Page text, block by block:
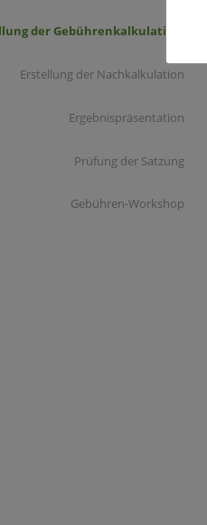
der Gebührenkalkulation
Erstellung der Nachkalkulation
Ergebnispräsentation
Prüfung der Satzung
Gebühren-Workshop